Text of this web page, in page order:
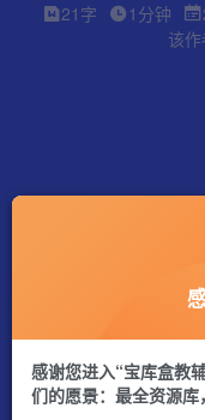
21字 1分钟
该
感谢您进入“宝库盒教
们的愿景：最全资源库